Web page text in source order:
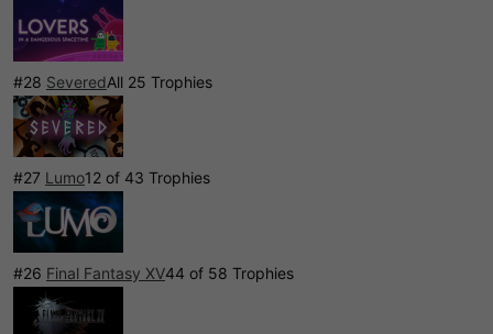
#28 SeveredAll 25 Trophies
#27 Lumo12 of 43 Trophies
#26 Final Fantasy XV44 of 58 Trophies